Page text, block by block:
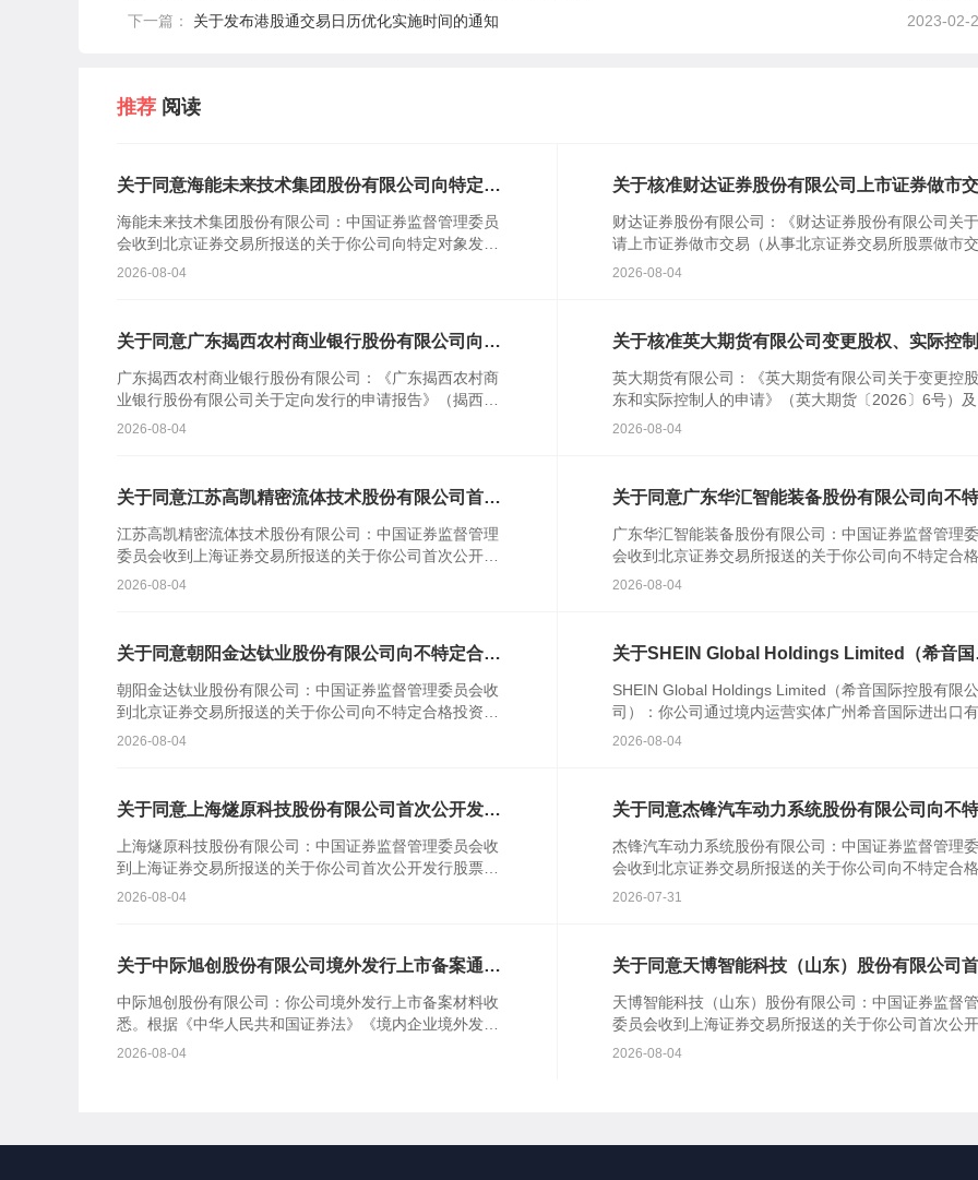
下一篇： 关于发布港股通交易日历优化实施时间的通知 2023-02-
推荐 阅读
关于同意海能未来技术集团股份有限公司向特定对
海能未来技术集团股份有限公司：中国证券监督管理委员
会收到北京证券交易所报送的关于你公司向特定对象发行
股票的审核意见及你公司注册申请文件。根据《中华人民
2026-08-04
关于核准财达证券股份有限公司上市证券做市
财达证券股份有限公司：《财达证券股份有限公司关
请上市证券做市交易（从事北京证券交易所股票做市交
易）业务资格的请示》(财达字〔2024〕314号)及相关
2026-08-04
关于同意广东揭西农村商业银行股份有限公司向特
广东揭西农村商业银行股份有限公司：《广东揭西农村商
业银行股份有限公司关于定向发行的申请报告》（揭西农
商行报〔2026〕110号）及相关文件收悉。根据《中华人
2026-08-04
关于核准英大期货有限公司变更股权、实际控
英大期货有限公司：《英大期货有限公司关于变更控
东和实际控制人的申请》（英大期货〔2026〕6号）及
关文件收悉。根据《中华人民共和国期货和衍生品法》
2026-08-04
关于同意江苏高凯精密流体技术股份有限公司首次
江苏高凯精密流体技术股份有限公司：中国证券监督管理
委员会收到上海证券交易所报送的关于你公司首次公开发
行股票并在科创板上市的审核意见及你公司注册申请文
2026-08-04
关于同意广东华汇智能装备股份有限公司向不
广东华汇智能装备股份有限公司：中国证券监督管理
会收到北京证券交易所报送的关于你公司向不特定合格
资者公开发行股票并在北京证券交易所上市的审核意见
2026-08-04
关于同意朝阳金达钛业股份有限公司向不特定合格
朝阳金达钛业股份有限公司：中国证券监督管理委员会收
到北京证券交易所报送的关于你公司向不特定合格投资者
公开发行股票并在北京证券交易所上市的审核意见及你公
2026-08-04
关于SHEIN Global Holdings Limited（希音国
SHEIN Global Holdings Limited（希音国际控股有限公
司）：你公司通过境内运营实体广州希音国际进出口有
公司提交的境外发行上市备案材料收...
2026-08-04
关于同意上海燧原科技股份有限公司首次公开发行
上海燧原科技股份有限公司：中国证券监督管理委员会收
到上海证券交易所报送的关于你公司首次公开发行股票并
在科创板上市的审核意见及你公司注册申请文件。根据
2026-08-04
关于同意杰锋汽车动力系统股份有限公司向不
杰锋汽车动力系统股份有限公司：中国证券监督管理
会收到北京证券交易所报送的关于你公司向不特定合格
资者公开发行股票并在北京证券交易所上市的审核意见
2026-07-31
关于中际旭创股份有限公司境外发行上市备案通知
中际旭创股份有限公司：你公司境外发行上市备案材料收
悉。根据《中华人民共和国证券法》《境内企业境外发行
证券和上市管理试行办法》等规定，我会对备案事项通知
2026-08-04
关于同意天博智能科技（山东）股份有限公司
天博智能科技（山东）股份有限公司：中国证券监督
委员会收到上海证券交易所报送的关于你公司首次公开
行股票并在主板上市的审核意见及你公司注册申请文件
2026-08-04